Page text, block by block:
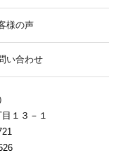
様の声
い合わせ
１３－１